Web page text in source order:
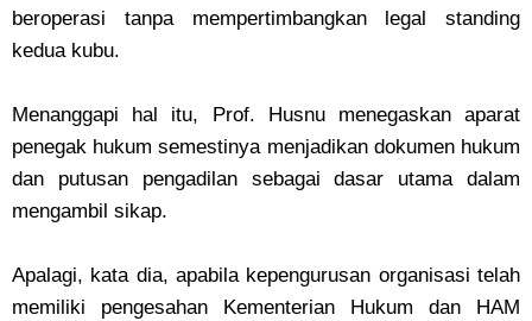
beroperasi tanpa mempertimbangkan legal standing
kedua kubu.
Menanggapi hal itu, Prof. Husnu menegaskan aparat
penegak hukum semestinya menjadikan dokumen hukum
dan putusan pengadilan sebagai dasar utama dalam
mengambil sikap.
Apalagi, kata dia, apabila kepengurusan organisasi telah
memiliki pengesahan Kementerian Hukum dan HAM